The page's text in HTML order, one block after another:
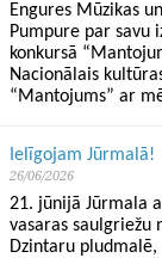
Engures Mūzikas
Pumpure par savu
konkursā
Nacionālais
“Mantojums” ar
Ielīgojam Jūrmalā!
26/06/2026
21. jūnijā Jūrmala
vasaras saulgriežu
Dzintaru